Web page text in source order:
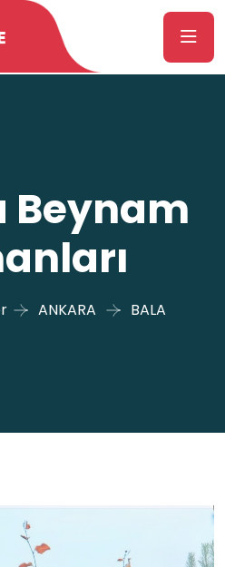
Beynam
ANKARA BALA